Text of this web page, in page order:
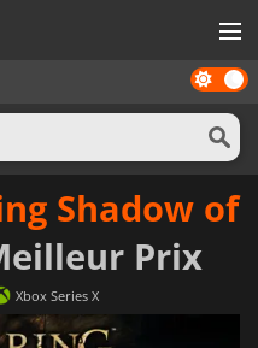
Dark
mode
Shadow of
Prix
Xbox Series X